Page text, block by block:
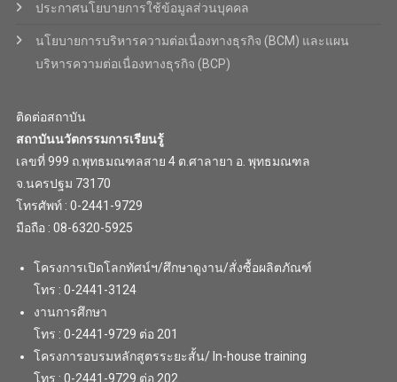
ประกาศนโยบายการใช้ข้อมูลส่วนบุคคล
นโยบายการบริหารความต่อเนื่องทางธุรกิจ (BCM) และแผน
บริหารความต่อเนื่องทางธุรกิจ (BCP)
ติดต่อสถาบัน
สถาบันนวัตกรรมการเรียนรู้
เลขที่ 999 ถ.พุทธมณฑลสาย 4 ต.ศาลายา อ. พุทธมณฑล
จ.นครปฐม 73170
โทรศัพท์ : 0-2441-9729
มือถือ : 08-6320-5925
โครงการเปิดโลกทัศน์ฯ/ศึกษาดูงาน/สั่งซื้อผลิตภัณฑ์
โทร : 0-2441-3124
งานการศึกษา
โทร : 0-2441-9729 ต่อ 201
โครงการอบรมหลักสูตรระยะสั้น/ In-house training
โทร : 0-2441-9729 ต่อ 202